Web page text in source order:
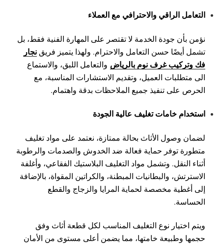
التعامل الراقي والاحترافي مع العملاء
نؤمن بأن جودة الخدمة لا تقتصر على المهارة الفنية فقط، بل
تشمل أيضًا حسن التعامل والاحترام. ولهذا يتميز فريق نجار
فك وتركيب غرف نوم بالرياض والتعامل اللبق، والاستماع
الى متطلبات العميل، وتقديم الاستشارات المناسبة، مع
الحرص على تنفيذ جميع الملاحظات بدقة واهتمام.
استخدام خامات تغليف عالية الجودة
لضمان وصول الأثاث بحالة ممتازة، نعتمد على مواد تغليف
متطورة توفر حماية فعالة ضد الخدوش والصدمات والرطوبة
أثناء النقل. وتشمل مواد التغليف البلاستيك الفقاعي، وأغلفة
الاسترتش، والبطانيات المبطنة، والكراتين المقواة، بالإضافة
إلى أغطية مخصصة لحماية المرايا والزجاج والقطع
الحساسة.
ويتم اختيار نوع التغليف المناسب لكل قطعة أثاث وفق
حجمها وطبيعة خامتها، مما يضمن أعلى مستوى من الأمان